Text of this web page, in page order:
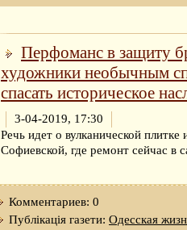
Перфоманс в защиту
художники необычным
спасать историческое
3-04-2019, 17:30
Речь идет о вулканической плитке
Софиевской, где ремонт сейчас в
Комментариев: 0
Публікація газети: Одесская